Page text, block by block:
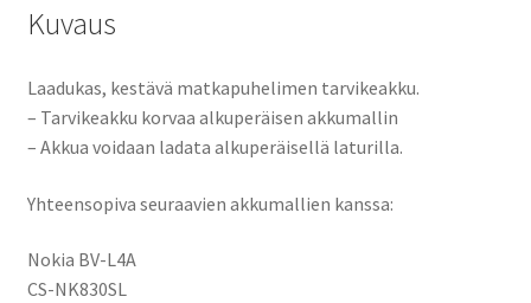
NK830SL
Kuvaus
Laadukas, kestävä matkapuhelimen tarvikeakku.
– Tarvikeakku korvaa alkuperäisen akkumallin
– Akkua voidaan ladata alkuperäisellä laturilla.
Yhteensopiva seuraavien akkumallien kanssa:
Nokia BV-L4A
CS-NK830SL